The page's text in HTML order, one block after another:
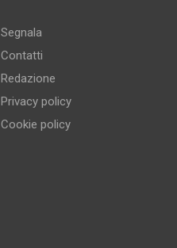
Segnala
Contatti
Redazione
Privacy policy
Cookie policy